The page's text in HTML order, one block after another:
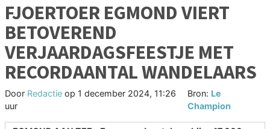
FJOERTOER EGMOND VIERT
BETOVEREND
VERJAARDAGSFEESTJE MET
RECORDAANTAL WANDELAARS
Door Redactie op 1 december 2024, 11:26
uur
Bron: Le
Champion